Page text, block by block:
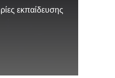
εκπαίδευσης